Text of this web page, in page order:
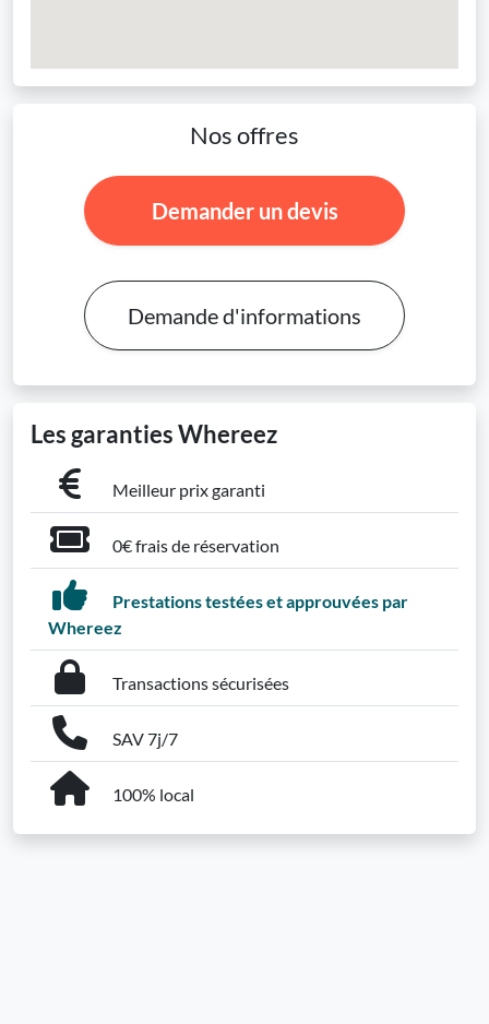
Nos offres
Demander un devis
Demande d'informations
Les garanties Whereez
Meilleur prix garanti
0€ frais de réservation
Prestations testées et approuvées par
Whereez
Transactions sécurisées
SAV 7j/7
100% local